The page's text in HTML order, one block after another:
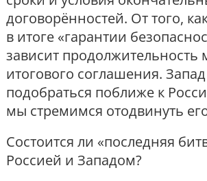
договорённостей. От того,
в итоге «гарантии
зависит продолжительность
итогового соглашения. Запад
подобраться поближе к
мы стремимся отодвинуть
Состоится ли «последняя
Россией и Западом?